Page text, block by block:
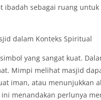
sebagai ruang
dalam Konteks Spiritual
yang sangat kuat.
Mimpi melihat masjid
iman, atau menunjukkan
menandakan perlunya